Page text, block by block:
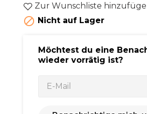
Zur Wunschliste
 Nicht auf Lager
Möchtest du eine
wieder vorrätig ist?